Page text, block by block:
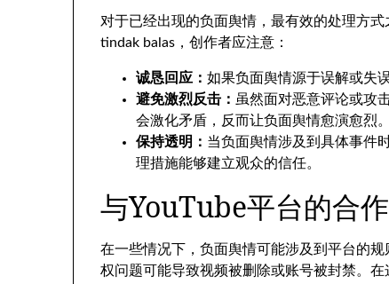
对于已经出现的负面舆情 ， 最有效的处理方
tindak balas， 创作者应注意 ：
诚恳回应 ： 如果负面舆情源于误解或失
避免激烈反击 ： 虽然面对恶意评论或攻
会激化矛盾 ， 反而让负面舆情愈演愈烈。
保持透明 ： 当负面舆情涉及到具体事件
理措施能够建立观众的信任。
与YouTube平台的合作
在一些情况下 ， 负面舆情可能涉及到平台的规
权问题可能导致视频被删除或账号被封禁。 在